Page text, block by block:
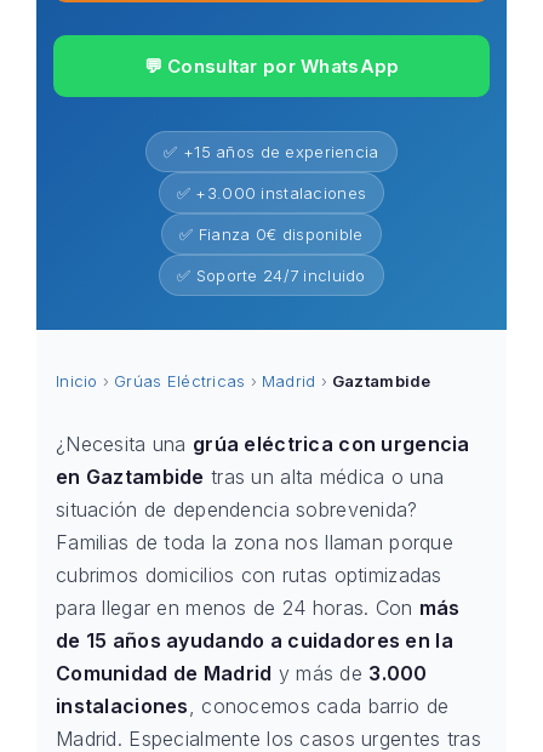
💬 Consultar por WhatsApp
✅ +15 años de experiencia
✅ +3.000 instalaciones
✅ Fianza 0€ disponible
✅ Soporte 24/7 incluido
Inicio › Grúas Eléctricas › Madrid › Gaztambide
¿Necesita una grúa eléctrica con urgencia
en Gaztambide tras un alta médica o una
situación de dependencia sobrevenida?
Familias de toda la zona nos llaman porque
cubrimos domicilios con rutas optimizadas
para llegar en menos de 24 horas. Con más
de 15 años ayudando a cuidadores en la
Comunidad de Madrid y más de 3.000
instalaciones, conocemos cada barrio de
Madrid. Especialmente los casos urgentes tras